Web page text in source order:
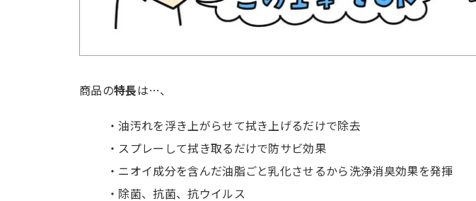
商品の特長は…、
・油汚れを浮き上がらせて拭き上げるだけで除去
・スプレーして拭き取るだけで防サビ効果
・ニオイ成分を含んだ油脂ごと乳化させるから洗浄消臭効果を発揮
・除菌、抗菌、抗ウイルス